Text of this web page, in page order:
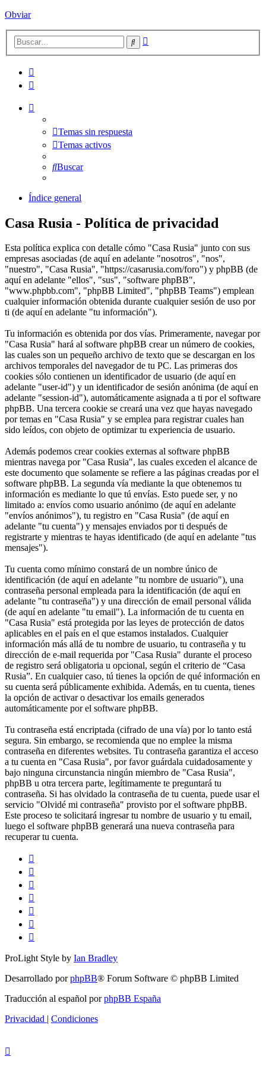
Obviar
Buscar
Temas sin respuesta
Temas activos
Buscar
Índice general
Casa Rusia - Política de privacidad
Esta política explica con detalle cómo "Casa Rusia" junto con sus
empresas asociadas (de aquí en adelante "nosotros", "nos",
"nuestro", "Casa Rusia", "https://casarusia.com/foro") y phpBB (de
aquí en adelante "ellos", "sus", "software phpBB",
"www.phpbb.com", "phpBB Limited", "phpBB Teams") emplean
cualquier información obtenida durante cualquier sesión de uso por
ti (de aquí en adelante "tu información").
Tu información es obtenida por dos vías. Primeramente, navegar por
"Casa Rusia" hará al software phpBB crear un número de cookies,
las cuales son un pequeño archivo de texto que se descargan en los
archivos temporales del navegador de tu PC. Las primeras dos
cookies sólo contienen un identificador de usuario (de aquí en
adelante "user-id") y un identificador de sesión anónima (de aquí en
adelante "session-id"), automáticamente asignada a ti por el software
phpBB. Una tercera cookie se creará una vez que hayas navegado
por temas en "Casa Rusia" y se emplea para registrar cuales han
sido leídos, con objeto de optimizar tu experiencia de usuario.
Además podemos crear cookies externas al software phpBB
mientras navega por "Casa Rusia", las cuales exceden el alcance de
este documento que solamente se refiere a las páginas creadas por el
software phpBB. La segunda vía mediante la que obtenemos tu
información es mediante lo que tú envías. Esto puede ser, y no
limitado a: envíos como usuario anónimo (de aquí en adelante
"envíos anónimos"), tu registro en "Casa Rusia" (de aquí en
adelante "tu cuenta") y mensajes enviados por ti después de
registrarte y mientras te hayas identificado (de aquí en adelante "tus
mensajes").
Tu cuenta como mínimo constará de un nombre único de
identificación (de aquí en adelante "tu nombre de usuario"), una
contraseña personal empleada para la identificación (de aquí en
adelante "tu contraseña") y una dirección de email personal válida
(de aquí en adelante "tu email"). La información de tu cuenta en
"Casa Rusia" está protegida por las leyes de protección de datos
aplicables en el país en el que estamos instalados. Cualquier
información más allá de tu nombre de usuario, tu contraseña y tu
dirección de e-mail requerida por "Casa Rusia" durante el proceso
de registro será obligatoria u opcional, según el criterio de “Casa
Rusia”. En cualquier caso, tú tienes la opción de qué información en
su cuenta será públicamente exhibida. Además, en tu cuenta, tienes
la opción de activar o desactivar los emails generados
automáticamente por el software phpBB.
Tu contraseña está encriptada (cifrado de una vía) por lo tanto está
segura. Sin embargo, se recomienda que no emplee la misma
contraseña en diferentes websites. Tu contraseña garantiza el acceso
a tu cuenta en "Casa Rusia", por favor guárdala cuidadosamente y
bajo ninguna circunstancia ningún miembro de "Casa Rusia",
phpBB u otra tercera parte, legítimamente te preguntará tu
contraseña. Si has olvidado la contraseña de tu cuenta, puede usar el
servicio "Olvidé mi contraseña" provisto por el software phpBB.
Este proceso te solicitará ingresar tu nombre de usuario y tu email,
luego el software phpBB generará una nueva contraseña para
recuperar tu cuenta.
ProLight Style by Ian Bradley
Desarrollado porphpBB® Forum Software © phpBB Limited
Traducción al español porphpBB España
Privacidad | Condiciones